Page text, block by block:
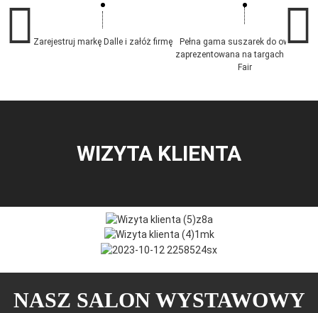
Zarejestruj markę Dalle i załóż firmę
Pełna gama suszarek do owoców
zaprezentowana na targach Canton
Fair
WIZYTA KLIENTA
NASZ SALON WYSTAWOWY